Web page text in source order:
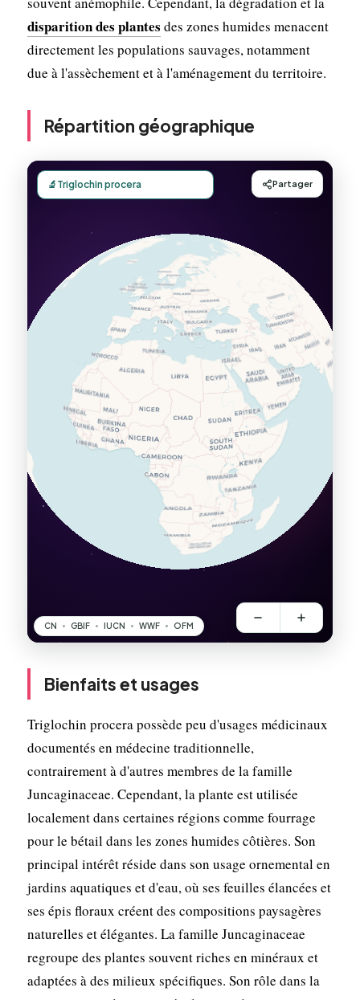
disparition des plantes des zones humides menacent
directement les populations sauvages, notamment
due à l'assèchement et à l'aménagement du territoire.
Répartition géographique
Bienfaits et usages
Triglochin procera possède peu d'usages médicinaux
documentés en médecine traditionnelle,
contrairement à d'autres membres de la famille
Juncaginaceae. Cependant, la plante est utilisée
localement dans certaines régions comme fourrage
pour le bétail dans les zones humides côtières. Son
principal intérêt réside dans son usage ornemental en
jardins aquatiques et d'eau, où ses feuilles élancées et
ses épis floraux créent des compositions paysagères
naturelles et élégantes. La famille Juncaginaceae
regroupe des plantes souvent riches en minéraux et
adaptées à des milieux spécifiques. Son rôle dans la